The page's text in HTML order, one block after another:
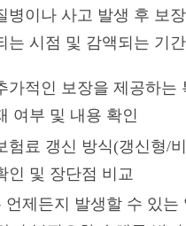
병이나 사고 발생 후 보
는 시점 및 감액되는 기
가적인 보장을 제공하는
여부 및 내용 확인
험료 갱신 방식(갱신형/
인 및 장단점 비교
언제든지 발생할 수 있는